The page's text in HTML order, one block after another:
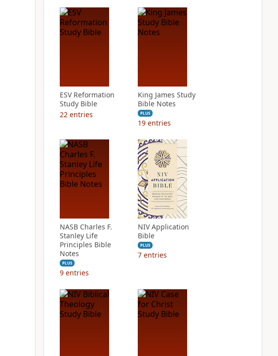
ESV Reformation
Study Bible
22 entries
King James Study
Bible Notes
PLUS
19 entries
NASB Charles F.
Stanley Life
Principles Bible
Notes
PLUS
9 entries
NIV Application
Bible
PLUS
7 entries